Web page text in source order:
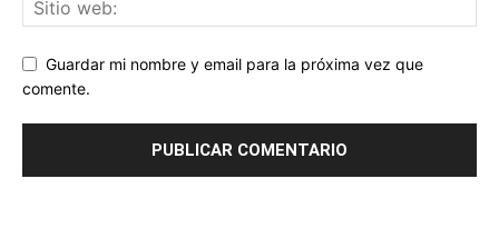
Guardar mi nombre y email para la próxima vez que
comente.